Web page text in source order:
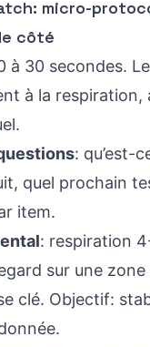
micro-
côté
à 30 secondes.
à la respiration,
: qu’est-
quel prochain
item.
: respiration
sur une
clé. Objectif: